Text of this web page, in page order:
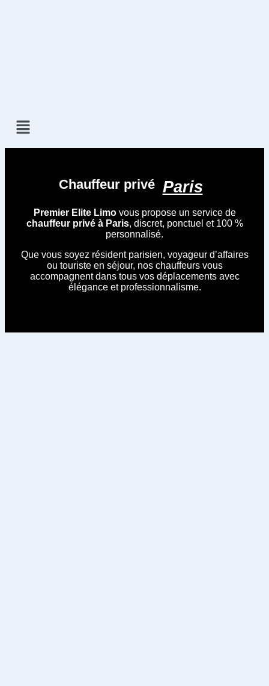
Chauffeur privé Paris
Premier Elite Limovous propose un service de
chauffeur privé à Paris, discret, ponctuel et 100 %
personnalisé.
Que vous soyez résident parisien, voyageur d’affaires
ou touriste en séjour, nos chauffeurs vous
accompagnent dans tous vos déplacements avec
élégance et professionnalisme.